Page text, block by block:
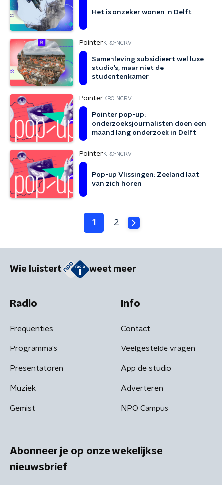
Het is onzeker wonen in Delft
Pointer KRO-NCRV
Samenleving subsidieert wel luxe
studio’s, maar niet de
studentenkamer
Pointer KRO-NCRV
Pointer pop-up:
onderzoeksjournalisten doen een
maand lang onderzoek in Delft
Pointer KRO-NCRV
Pop-up Vlissingen: Zeeland laat
van zich horen
1 2
Wie luistert weet meer
Radio
Frequenties
Programma's
Presentatoren
Muziek
Gemist
Info
Contact
Veelgestelde vragen
App de studio
Adverteren
NPO Campus
Abonneer je op onze wekelijkse
nieuwsbrief